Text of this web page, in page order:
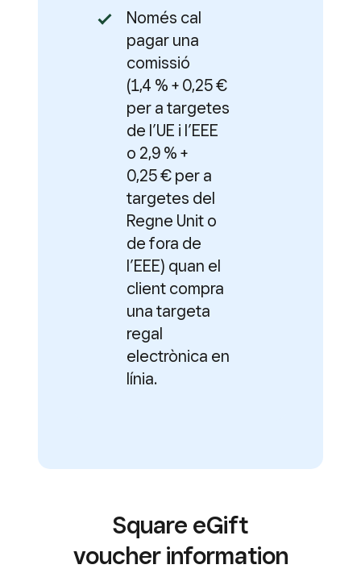
Només cal
pagar una
comissió
(1,4 % + 0,25 €
per a targetes
de l’UE i l’EEE
o 2,9 % +
0,25 € per a
targetes del
Regne Unit o
de fora de
l’EEE) quan el
client compra
una targeta
regal
electrònica en
línia.
Square eGift
voucher information